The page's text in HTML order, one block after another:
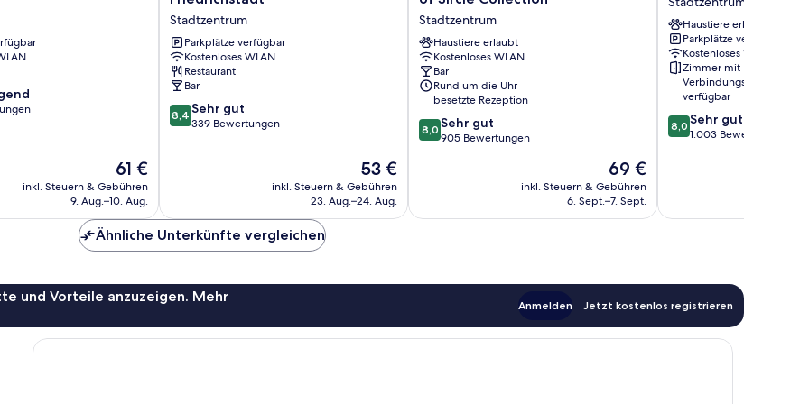
Der
Preis
beträgt
61 €
inkl. Steuern & Gebühren
9. Aug.–10. Aug.
City
Friedrichstadt
Stadtzentrum
Stadtzentrum
Parkplätze verfügbar
Kostenloses WLAN
Restaurant
Bar
8.4
von
8,4 Sehr gut
339 Bewertungen
Der
Preis
beträgt
53 €
inkl. Steuern & Gebühren
23. Aug.–24. Aug.
Midtown,
part
of
Sircle
Collection
Stadtzentrum
Stadtzentrum
Haustiere erlaubt
Kostenloses WLAN
Bar
Rund um die Uhr
besetzte Rezeption
8.0
von
Bewertungen
8,0 Sehr gut
905 Bewertungen
Der
Preis
beträgt
69 €
inkl. Steuern & Gebühren
6. Sept.–7. Sept.
Hauptbahnhof
Stadtzentrum
Haustiere erlaubt
Parkplätze verfügbar
Kostenloses WLAN
Zimmer mit
Verbindungstür
verfügbar
8.0
von
Bewertungen
8,0 Sehr gut
1.003 Bewertungen
Ähnliche Unterkünfte vergleichen
und Vorteile anzuzeigen. Mehr
Anmelden Jetzt kostenlos registrieren